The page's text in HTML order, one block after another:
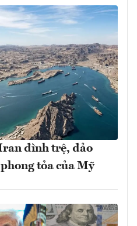
đình trệ, đảo
tỏa của Mỹ